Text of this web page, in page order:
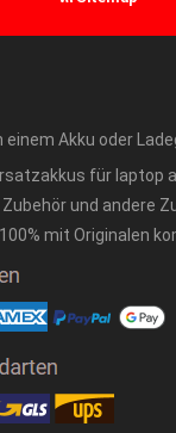
einem Akku oder
für laptop
und andere
mit Originalen